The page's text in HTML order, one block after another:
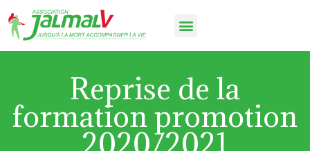
Reprise de la
formation promotion